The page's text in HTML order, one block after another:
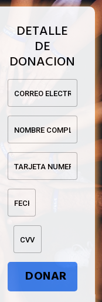
DETALLE
DE
DONACION
DONAR